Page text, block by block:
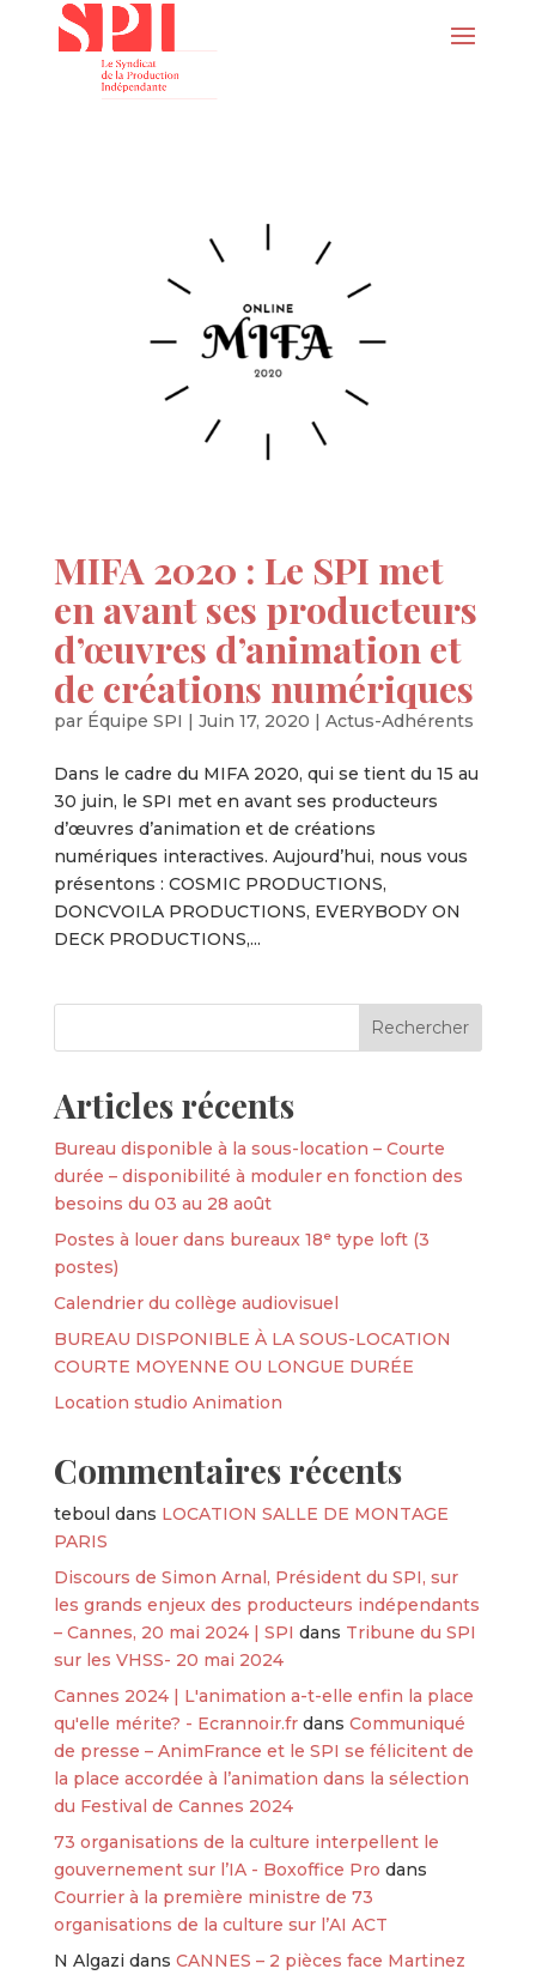
MIFA 2020 : Le SPI met
en avant ses producteurs
d’œuvres d’animation et
de créations numériques
par Équipe SPI | Juin 17, 2020 | Actus-Adhérents
Dans le cadre du MIFA 2020, qui se tient du 15 au
30 juin, le SPI met en avant ses producteurs
d’œuvres d’animation et de créations
numériques interactives. Aujourd’hui, nous vous
présentons : COSMIC PRODUCTIONS,
DONCVOILA PRODUCTIONS, EVERYBODY ON
DECK PRODUCTIONS,...
Articles récents
Bureau disponible à la sous-location – Courte
durée – disponibilité à moduler en fonction des
besoins du 03 au 28 août
Postes à louer dans bureaux 18ᵉ type loft (3
postes)
Calendrier du collège audiovisuel
BUREAU DISPONIBLE À LA SOUS-LOCATION
COURTE MOYENNE OU LONGUE DURÉE
Location studio Animation
Commentaires récents
teboul dans LOCATION SALLE DE MONTAGE
PARIS
Discours de Simon Arnal, Président du SPI, sur
les grands enjeux des producteurs indépendants
– Cannes, 20 mai 2024 | SPI dans Tribune du SPI
sur les VHSS- 20 mai 2024
Cannes 2024 | L'animation a-t-elle enfin la place
qu'elle mérite? - Ecrannoir.frdans Communiqué
de presse – AnimFrance et le SPI se félicitent de
la place accordée à l’animation dans la sélection
du Festival de Cannes 2024
73 organisations de la culture interpellent le
gouvernement sur l’IA - Boxoffice Pro dans
Courrier à la première ministre de 73
organisations de la culture sur l’AI ACT
N Algazi dans CANNES – 2 pièces face Martinez